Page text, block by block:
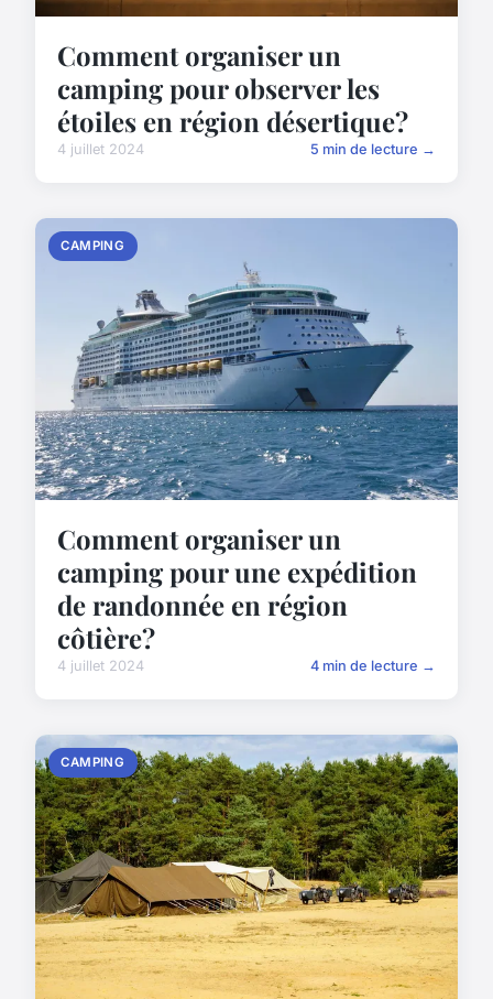
Comment organiser un
camping pour observer les
étoiles en région désertique?
4 juillet 2024 5 min de lecture →
CAMPING
Comment organiser un
camping pour une expédition
de randonnée en région
côtière?
4 juillet 2024 4 min de lecture →
CAMPING